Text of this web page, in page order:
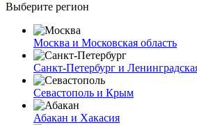
Выберите регион
Москва и Московская область
Санкт-Петербург и
Севастополь и Крым
Абакан и Хакасия